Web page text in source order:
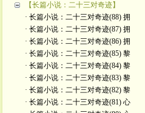
【长篇小说：二十三对奇迹】
· 长篇小说：二十三对奇迹(88) 拥
· 长篇小说：二十三对奇迹(87) 拥
· 长篇小说：二十三对奇迹(86) 拥
· 长篇小说：二十三对奇迹(85) 黎
· 长篇小说：二十三对奇迹(84) 黎
· 长篇小说：二十三对奇迹(83) 黎
· 长篇小说：二十三对奇迹(82) 黎
· 长篇小说：二十三对奇迹(81) 心